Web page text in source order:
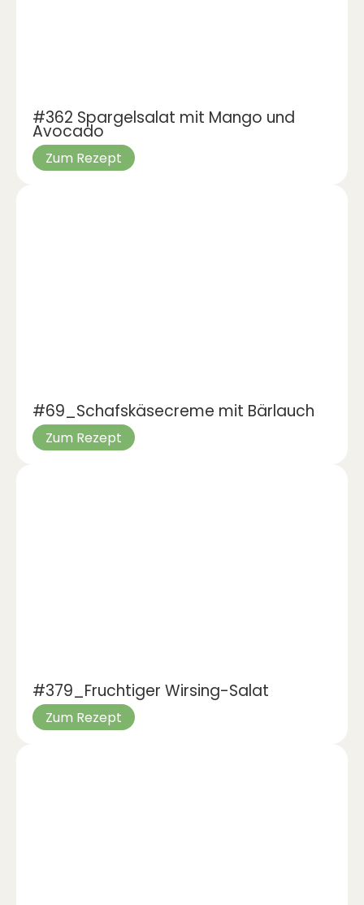
#362 Spargelsalat mit Mango und
Avocado
Zum Rezept
#69_Schafskäsecreme mit Bärlauch
Zum Rezept
#379_Fruchtiger Wirsing-Salat
Zum Rezept